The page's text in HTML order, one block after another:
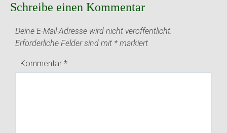
Schreibe einen Kommentar
Deine E-Mail-Adresse wird nicht veröffentlicht.
Erforderliche Felder sind mit * markiert
Kommentar *